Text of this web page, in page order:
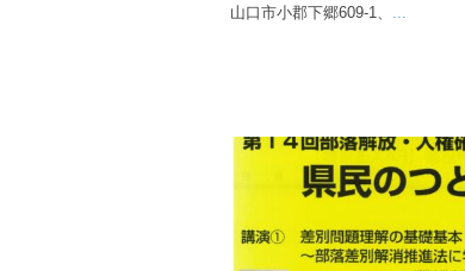
山口市小郡下郷609-1、 ...